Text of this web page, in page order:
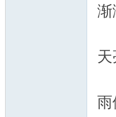
渐
雨